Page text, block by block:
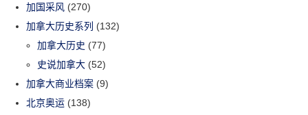
加国采风 (270)
加拿大历史系列 (132)
加拿大历史 (77)
史说加拿大 (52)
加拿大商业档案 (9)
北京奥运 (138)